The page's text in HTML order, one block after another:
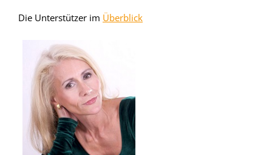
Die Unterstützer im Überblick